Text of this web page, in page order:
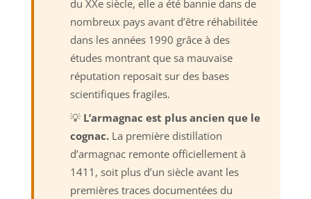
du XXe siècle, elle a été bannie dans de
nombreux pays avant d’être réhabilitée
dans les années 1990 grâce à des
études montrant que sa mauvaise
réputation reposait sur des bases
scientifiques fragiles.
💡 L’armagnac est plus ancien que le
cognac.La première distillation
d’armagnac remonte officiellement à
1411, soit plus d’un siècle avant les
premières traces documentées du